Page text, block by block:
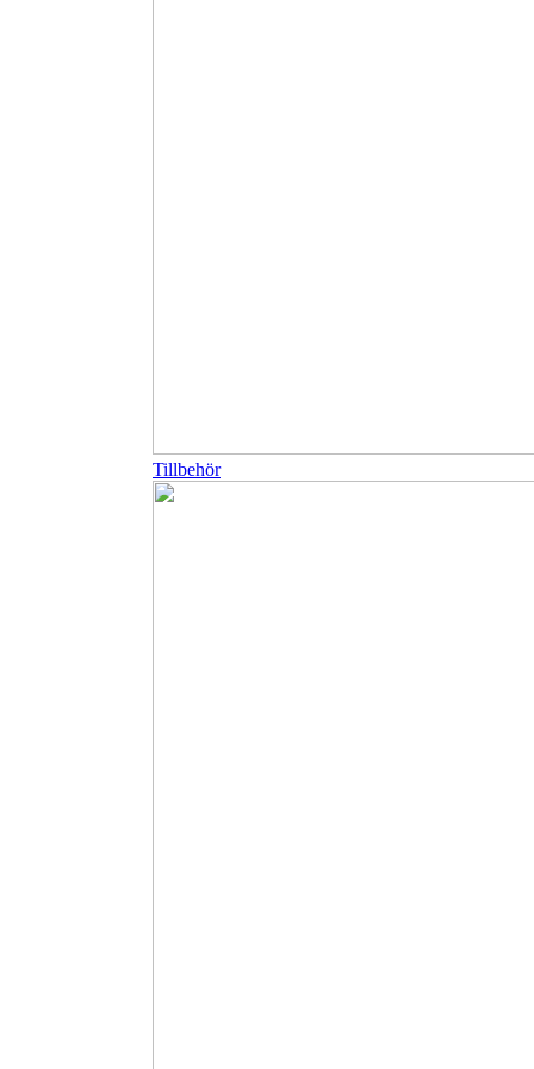
Tillbehör